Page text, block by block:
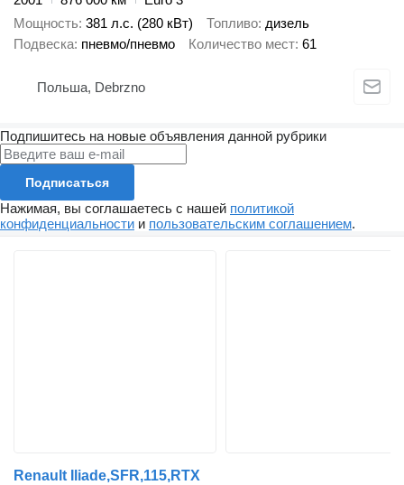
Мощность 381 л.с. (280 кВт) Топливо дизель
Подвеска пневмо/пневмо Количество мест 61
Польша, Debrzno
Подпишитесь на новые объявления данной рубрики
Подписаться
Нажимая, вы соглашаетесь с нашей политикой
конфиденциальности и пользовательским соглашением.
Renault Iliade,SFR,115,RTX